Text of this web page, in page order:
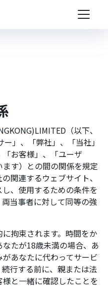
（以下、
」、「弊社」、「当社」
お客様」、「ユーザ
す）との間の関係を規定
関連するウェブサイト、
、使用するための条件を
当事者に対して同等の強
拘束されます。時間をか
たが18歳未満の場合、あ
あなたに代わってサービ
行する前に、親または法
と一緒に確認したことを